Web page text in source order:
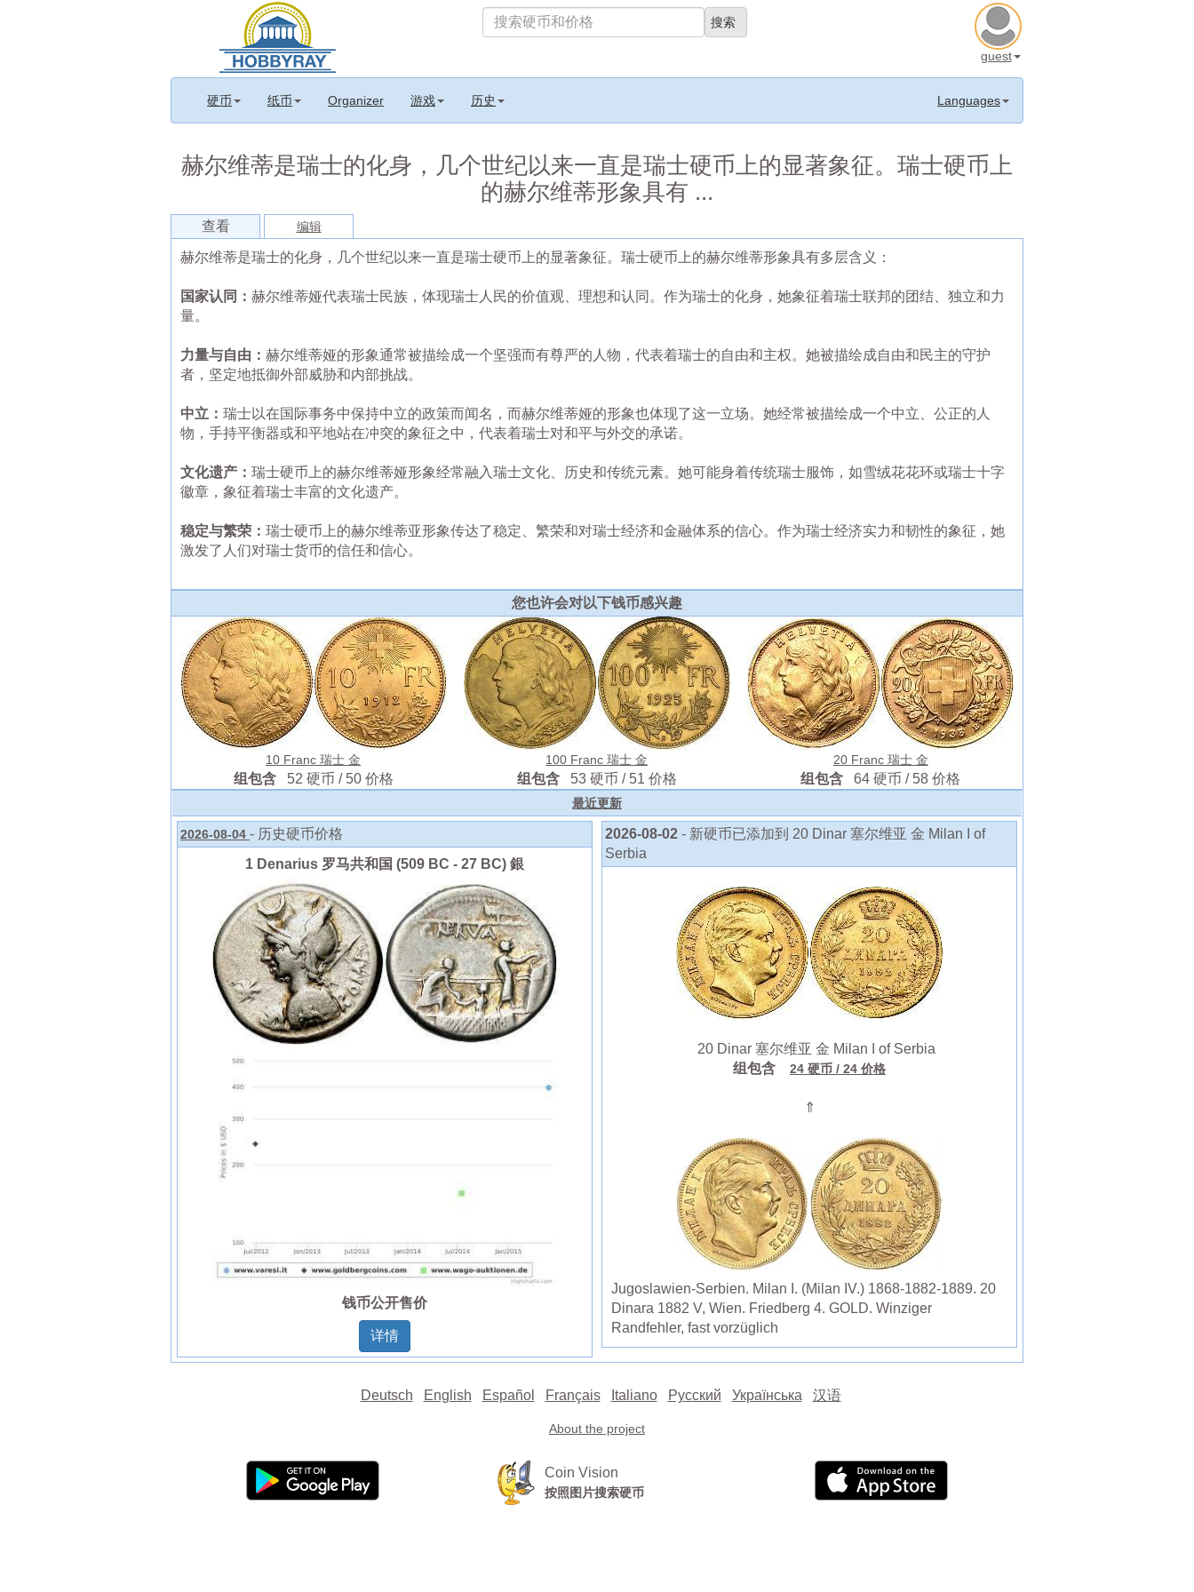
guest
硬币 纸币 Organizer 游戏 历史 Languages
赫尔维蒂是瑞士的化身，几个世纪以来一直是瑞士硬币上的显著象征。瑞士硬币上
的赫尔维蒂形象具有 ...
查看 编辑
赫尔维蒂是瑞士的化身，几个世纪以来一直是瑞士硬币上的显著象征。瑞士硬币上的赫尔维蒂形象具有多层含义：
国家认同： 赫尔维蒂娅代表瑞士民族，体现瑞士人民的价值观、理想和认同。作为瑞士的化身，她象征着瑞士联邦的团结、独立和力
量。
力量与自由： 赫尔维蒂娅的形象通常被描绘成一个坚强而有尊严的人物，代表着瑞士的自由和主权。她被描绘成自由和民主的守护
者，坚定地抵御外部威胁和内部挑战。
中立： 瑞士以在国际事务中保持中立的政策而闻名，而赫尔维蒂娅的形象也体现了这一立场。她经常被描绘成一个中立、公正的人
物，手持平衡器或和平地站在冲突的象征之中，代表着瑞士对和平与外交的承诺。
文化遗产： 瑞士硬币上的赫尔维蒂娅形象经常融入瑞士文化、历史和传统元素。她可能身着传统瑞士服饰，如雪绒花花环或瑞士十字
徽章，象征着瑞士丰富的文化遗产。
稳定与繁荣： 瑞士硬币上的赫尔维蒂亚形象传达了稳定、繁荣和对瑞士经济和金融体系的信心。作为瑞士经济实力和韧性的象征，她
激发了人们对瑞士货币的信任和信心。
您也许会对以下钱币感兴趣
10 Franc 瑞士 金
组包含 52 硬币 / 50 价格
100 Franc 瑞士 金
组包含 53 硬币 / 51 价格
20 Franc 瑞士 金
组包含64 硬币 / 58 价格
最近更新
2026-08-04 - 历史硬币价格
1 Denarius 罗马共和国 (509 BC - 27 BC) 銀
钱币公开售价
详情
2026-08-02 - 新硬币已添加到 20 Dinar 塞尔维亚 金 Milan I of
Serbia
20 Dinar 塞尔维亚 金 Milan I of Serbia
组包含
24 硬币 / 24 价格
⇑
Jugoslawien-Serbien. Milan I. (Milan IV.) 1868-1882-1889. 20
Dinara 1882 V, Wien. Friedberg 4. GOLD. Winziger
Randfehler, fast vorzüglich
Deutsch English Español Français Italiano Русский Українська 汉语
About the project
Coin Vision
按照图片搜索硬币